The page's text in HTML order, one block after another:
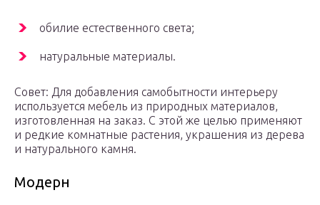
обилие естественного света;
натуральные материалы.
Совет: Для добавления самобытности интерьеру
используется мебель из природных материалов,
изготовленная на заказ. С этой же целью применяют
и редкие комнатные растения, украшения из дерева
и натурального камня.
Модерн